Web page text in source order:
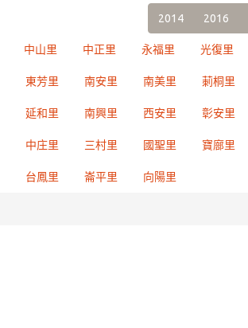
2014 2016
中山里 中正里 永福里 光復里
東芳里 南安里 南美里 莿桐里
延和里 南興里 西安里 彰安里
中庄里 三村里 國聖里 寶廍里
台鳳里 崙平里 向陽里